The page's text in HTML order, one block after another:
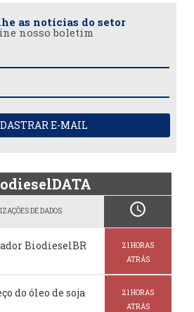
as notícias do setor
nosso boletim
E-MAIL
DE DADOS schedule
BiodieselBR
21 HORAS
ATRÁS
do óleo de soja
21 HORAS
ATRÁS